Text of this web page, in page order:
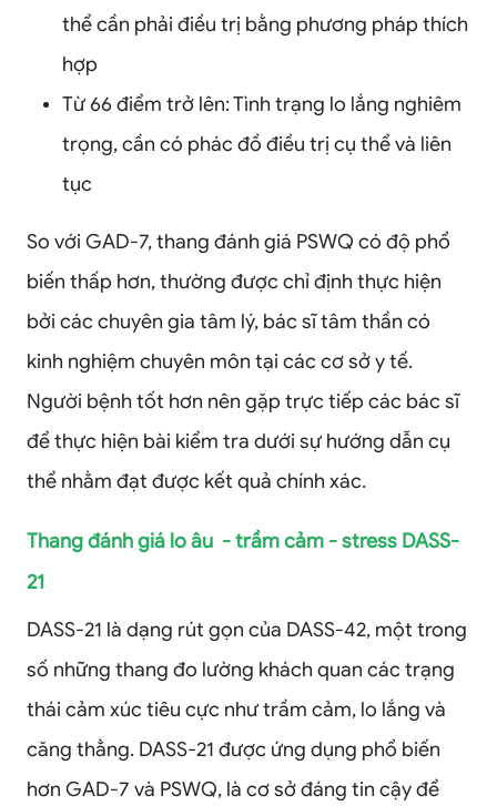
thể cần phải điều trị bằng phương pháp thích
hợp
Từ 66 điểm trở lên: Tình trạng lo lắng nghiêm
trọng, cần có phác đồ điều trị cụ thể và liên
tục
So với GAD-7, thang đánh giá PSWQ có độ phổ
biến thấp hơn, thường được chỉ định thực hiện
bởi các chuyên gia tâm lý, bác sĩ tâm thần có
kinh nghiệm chuyên môn tại các cơ sở y tế.
Người bệnh tốt hơn nên gặp trực tiếp các bác sĩ
để thực hiện bài kiểm tra dưới sự hướng dẫn cụ
thể nhằm đạt được kết quả chính xác.
Thang đánh giá lo âu - trầm cảm - stress DASS-
21
DASS-21 là dạng rút gọn của DASS-42, một trong
số những thang đo lường khách quan các trạng
thái cảm xúc tiêu cực như trầm cảm, lo lắng và
căng thẳng. DASS-21 được ứng dụng phổ biến
hơn GAD-7 và PSWQ, là cơ sở đáng tin cậy để